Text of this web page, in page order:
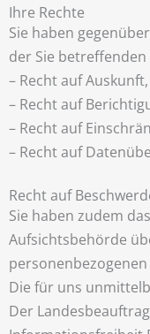
Ihre Rechte
Sie haben
der Sie
– Recht auf Auskunft,
– Recht auf
– Recht auf
– Recht auf
Recht auf
Sie haben zudem
Aufsichtsbehörde
Die für uns
Der